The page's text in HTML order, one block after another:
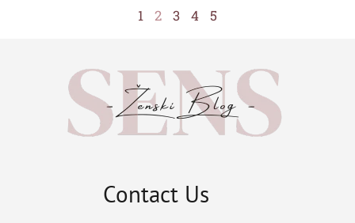
1 2 3 4 5
Contact Us